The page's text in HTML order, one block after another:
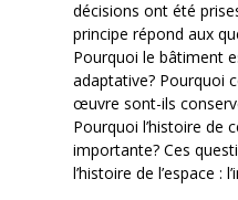
décisions ont été
principe répond aux
Pourquoi le bâtiment
adaptative? Pourquoi
œuvre sont-ils
Pourquoi l’histoire de
importante? Ces
l’histoire de l’espace :